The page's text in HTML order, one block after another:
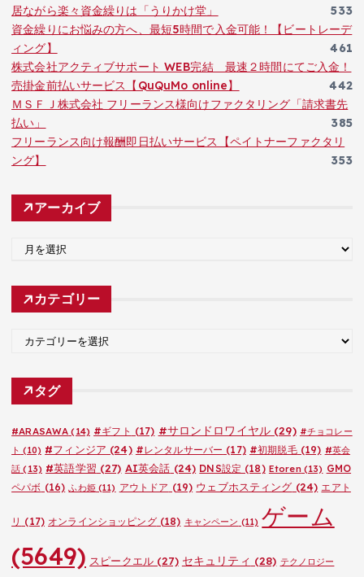
居ながら楽々資金繰りは「うりかけ堂」
533
資金繰りにお悩みの方へ、最短5時間で入金可能！【ビートレーデ
ィング】
461
株式会社アクティブサポート WEB完結 最速２時間にてご入金！
売掛金前払いサービス【QuQuMo online】
442
ＭＳＦＪ株式会社 フリーランス様向けファクタリング「請求書先
払い」
385
フリーランス向け報酬即日払いサービス【ペイトナーファクタリ
ング】
353
アーカイブ
カ
カテゴリー
ゴ
タグ
#ARASAWA (14) #ギフト (17) #サロンドロワイヤル(29) #チョコレー
ト (10) #フィンジア (24) #レンタルサーバー (17) #初期脱毛(19) #英会
話 (13) #英語学習 (27) AI英会話 (24) DNS設定 (18) Etoren(13) GMO
ペパボ (16) ふわ姫(11) アウトドア (19) ウェブホスティング (24) エアト
リ (17) オンラインショッピング(18) キャンペーン (11) ゲーム
(5649) スピークエル(27) セキュリティ (28) テクノロジー